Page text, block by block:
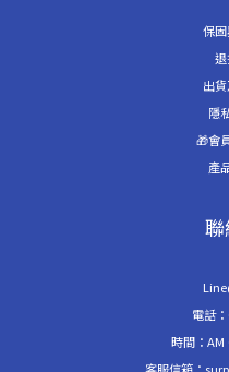
保
出
隱
🎁會
產
電話
時間：AM